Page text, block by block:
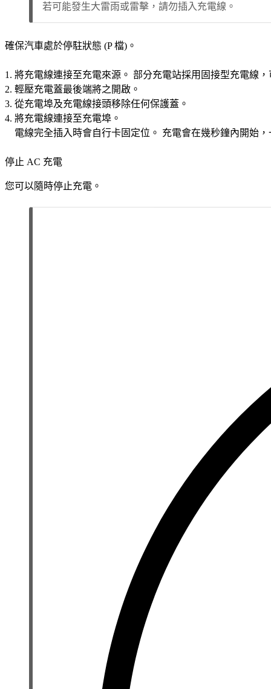
若可能發生大雷雨或雷擊，請勿插入充電線。
確保汽車處於停駐狀態 (P檔)。
將充電線連接至充電來源。 部分充電站採用固接型充電線
輕壓充電蓋最後端將之開啟。
從充電埠及充電線接頭移除任何保護蓋。
將充電線連接至充電埠。
電線完全插入時會自行卡固定位。 充電會在幾秒鐘內開始
停止 AC 充電
您可以隨時停止充電。